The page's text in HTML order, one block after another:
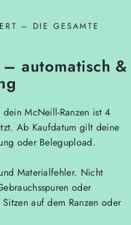
– DIE GESAMTE
automatisch &
McNeill-Ranzen ist 4
Ab Kaufdatum gilt deine
oder Belegupload.
Materialfehler. Nicht
oder
auf dem Ranzen oder